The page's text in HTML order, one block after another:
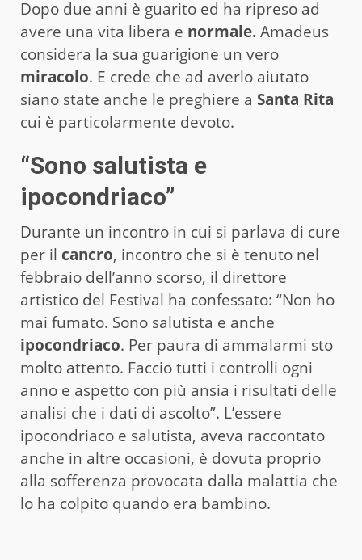
Dopo due anni è guarito ed ha ripreso ad
avere una vita libera e normale.Amadeus
considera la sua guarigione un vero
miracolo. E crede che ad averlo aiutato
siano state anche le preghiere a Santa Rita
cui è particolarmente devoto.
“Sono salutista e
ipocondriaco”
Durante un incontro in cui si parlava di cure
per il cancro, incontro che si è tenuto nel
febbraio dell’anno scorso, il direttore
artistico del Festival ha confessato: “Non ho
mai fumato. Sono salutista e anche
ipocondriaco. Per paura di ammalarmi sto
molto attento. Faccio tutti i controlli ogni
anno e aspetto con più ansia i risultati delle
analisi che i dati di ascolto”. L’essere
ipocondriaco e salutista, aveva raccontato
anche in altre occasioni, è dovuta proprio
alla sofferenza provocata dalla malattia che
lo ha colpito quando era bambino.